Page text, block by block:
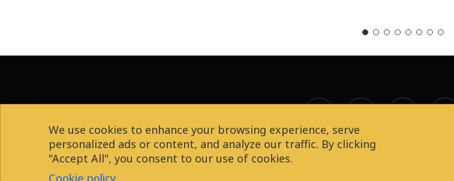
facebook youtube instagramphone
© 2026 Diáklakás Budapesten. All Rights Reserved |
We use cookies to enhance your browsing experience, serve
personalized ads or content, and analyze our traffic. By clicking
"Accept All", you consent to our use of cookies.
Cookie policy